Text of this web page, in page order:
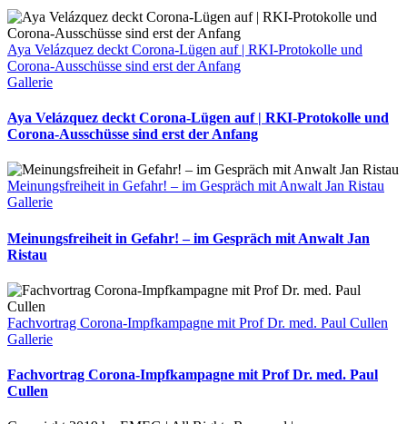
Aya Velázquez deckt Corona-Lügen auf | RKI-Protokolle und
Corona-Ausschüsse sind erst der Anfang
Gallerie
Aya Velázquez deckt Corona-Lügen auf | RKI-Protokolle und
Corona-Ausschüsse sind erst der Anfang
Meinungsfreiheit in Gefahr! – im Gespräch mit Anwalt Jan Ristau
Gallerie
Meinungsfreiheit in Gefahr! – im Gespräch mit Anwalt Jan
Ristau
Fachvortrag Corona-Impfkampagne mit Prof Dr. med. Paul Cullen
Gallerie
Fachvortrag Corona-Impfkampagne mit Prof Dr. med. Paul
Cullen